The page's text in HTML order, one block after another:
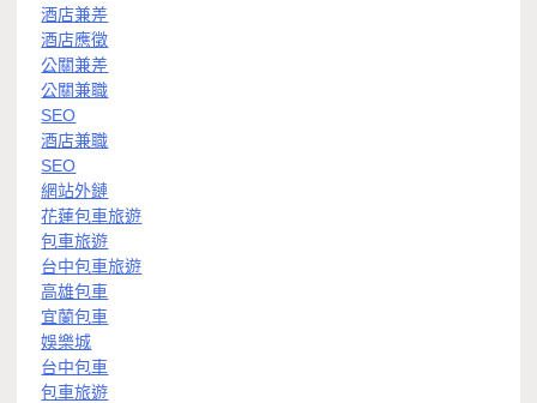
酒店兼差
酒店應徵
公關兼差
公關兼職
SEO
酒店兼職
SEO
網站外鏈
花蓮包車旅遊
包車旅遊
台中包車旅遊
高雄包車
宜蘭包車
娛樂城
台中包車
包車旅遊